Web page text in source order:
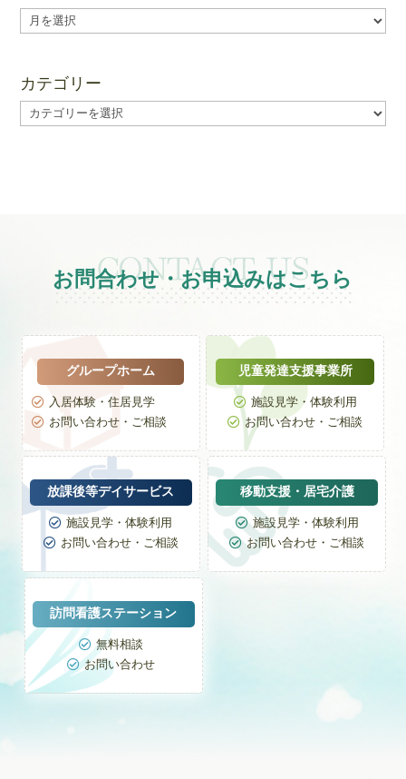
ア
ー
イ
ブ
カテゴリー
カ
テ
お問合わせ・お申込みはこちら
グループホーム
 入居体験・住居見学
 お問い合わせ・ご相談
児童発達支援事業所
 施設見学・体験利用
 お問い合わせ・ご相談
放課後等デイサービス
 施設見学・体験利用
 お問い合わせ・ご相談
移動支援・居宅介護
 施設見学・体験利用
 お問い合わせ・ご相談
訪問看護ステーション
 無料相談
 お問い合わせ